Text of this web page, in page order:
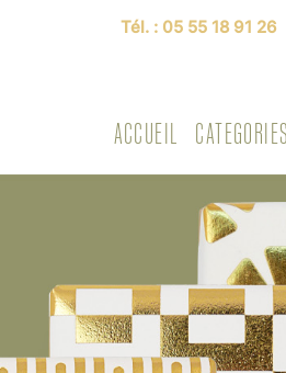
ACCUEIL CATEGORIES
Tél. : 05 55 18 91 26